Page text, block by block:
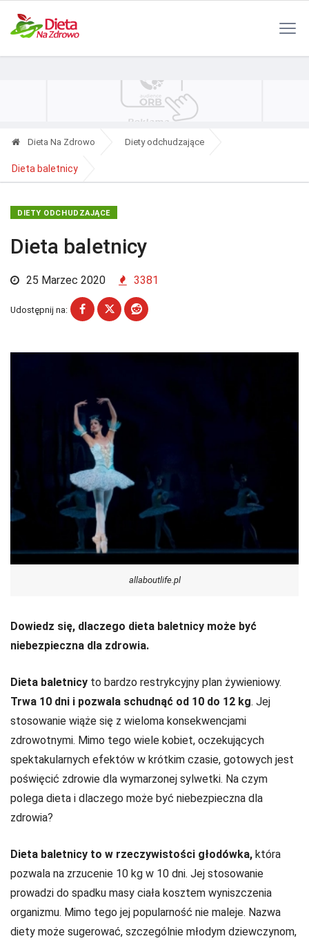
Dieta Na Zdrowo Diety odchudzające
Dieta baletnicy
DIETY ODCHUDZAJĄCE
Dieta baletnicy
25 Marzec 2020 3381
Udostępnij na:
allaboutlife.pl
Dowiedz się, dlaczego dieta baletnicy może być
niebezpieczna dla zdrowia.
Dieta baletnicy to bardzo restrykcyjny plan żywieniowy.
Trwa 10 dni i pozwala schudnąć od 10 do 12 kg. Jej
stosowanie wiąże się z wieloma konsekwencjami
zdrowotnymi. Mimo tego wiele kobiet, oczekujących
spektakularnych efektów w krótkim czasie, gotowych jest
poświęcić zdrowie dla wymarzonej sylwetki. Na czym
polega dieta i dlaczego może być niebezpieczna dla
zdrowia?
Dieta baletnicy to w rzeczywistości głodówka, która
pozwala na zrzucenie 10 kg w 10 dni. Jej stosowanie
prowadzi do spadku masy ciała kosztem wyniszczenia
organizmu. Mimo tego jej popularność nie maleje. Nazwa
diety może sugerować, szczególnie młodym dziewczynom,